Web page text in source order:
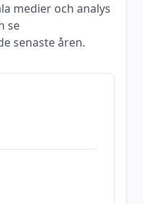
medier och analys
se
senaste åren.